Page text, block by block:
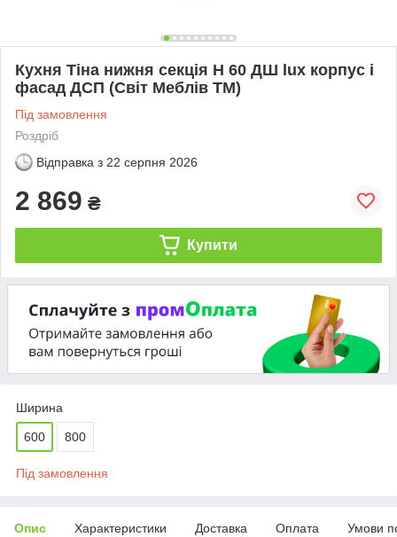
Кухня Тіна нижня секція Н 60 ДШ lux корпус і
фасад ДСП (Світ Меблів ТМ)
Під замовлення
Роздріб
Відправка з 22 серпня 2026
2 869 ₴
Купити
Ширина
600 800
Під замовлення
Опис Характеристики Доставка Оплата Умови